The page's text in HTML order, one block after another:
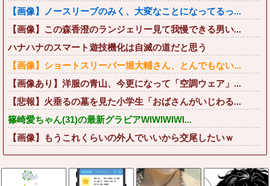
【画像】ノースリーブのみく、大変なことになってるっ...
【画像】この森香澄のランジェリー見て我慢できる男い...
ハナハナのスマート遊技機化は自滅の道だと思う
【画像】ショートスリーバー堀大輔さん、とんでもない...
【画像あり】洋服の青山、今更になって「空調ウェア」...
【悲報】火垂るの墓を見た小学生「おばさんがいじわる...
篠崎愛ちゃん(31)の最新グラビアWIWIWIWI...
【画像】もうこれくらいの外人でいいから交尾したいｗ